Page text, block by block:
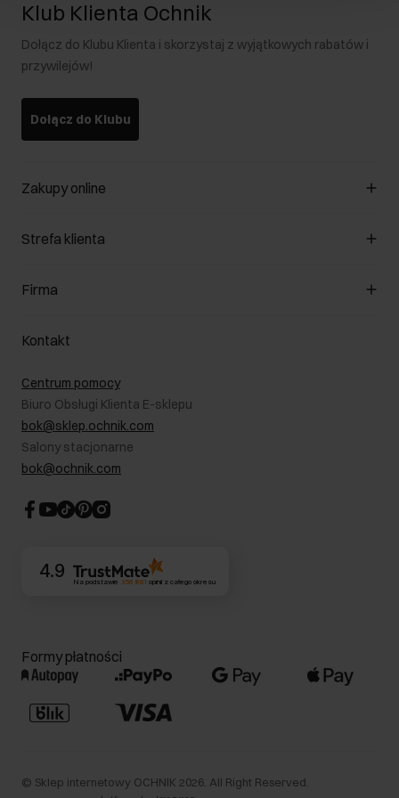
Klub Klienta Ochnik
Dołącz do Klubu Klienta i skorzystaj z wyjątkowych rabatów i
przywilejów!
Dołącz do Klubu
Zakupy online
Zarządzaj cookies
Formy płatności
Jak dokonać zwrotu?
Strefa klienta
Klub Klienta
Zwróć produkty
W podróży
Karta podarunkowa
Bezpieczne zakupy
Blog
Firma
O nas
Salony
B2B - Sprzedaż dla firm
RODO- Polityka prywatności
Informacje prawne
Dla akcjonariuszy
CSR
Kontakt
Centrum pomocy
Biuro Obsługi Klienta E-sklepu
bok@sklep.ochnik.com
Salony stacjonarne
bok@ochnik.com
4.9
Na podstawie 356 861 opinii z całego okresu
Formy płatności
© Sklep internetowy OCHNIK 2026 . All Right Reserved.